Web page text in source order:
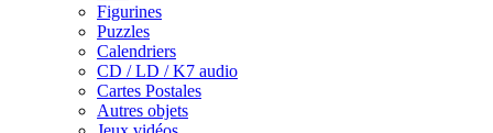
Figurines
Puzzles
Calendriers
CD / LD / K7 audio
Cartes Postales
Autres objets